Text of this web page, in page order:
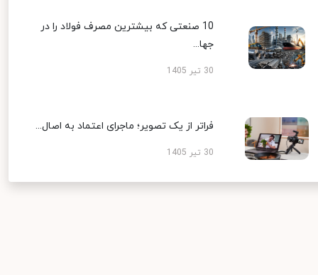
10 صنعتی که بیشترین مصرف فولاد را در
جها...
30 تیر 1405
فراتر از یک تصویر؛ ماجرای اعتماد به اصال...
30 تیر 1405